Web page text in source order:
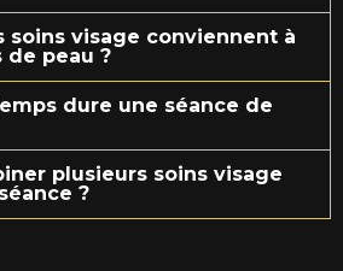
soins visage conviennent à
de peau ?
dure une séance de
plusieurs soins visage
?